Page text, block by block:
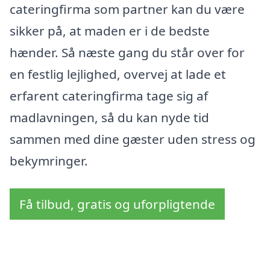
cateringfirma som partner kan du være
sikker på, at maden er i de bedste
hænder. Så næste gang du står over for
en festlig lejlighed, overvej at lade et
erfarent cateringfirma tage sig af
madlavningen, så du kan nyde tid
sammen med dine gæster uden stress og
bekymringer.
Få tilbud, gratis og uforpligtende